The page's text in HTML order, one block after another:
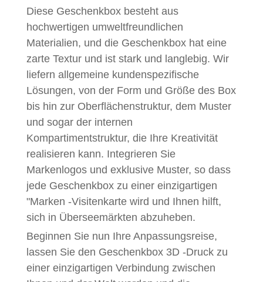
Diese Geschenkbox besteht aus
hochwertigen umweltfreundlichen
Materialien, und die Geschenkbox hat eine
zarte Textur und ist stark und langlebig. Wir
liefern allgemeine kundenspezifische
Lösungen, von der Form und Größe des Box
bis hin zur Oberflächenstruktur, dem Muster
und sogar der internen
Kompartimentstruktur, die Ihre Kreativität
realisieren kann. Integrieren Sie
Markenlogos und exklusive Muster, so dass
jede Geschenkbox zu einer einzigartigen
"Marken -Visitenkarte wird und Ihnen hilft,
sich in Überseemärkten abzuheben.
Beginnen Sie nun Ihre Anpassungsreise,
lassen Sie den Geschenkbox 3D -Druck zu
einer einzigartigen Verbindung zwischen